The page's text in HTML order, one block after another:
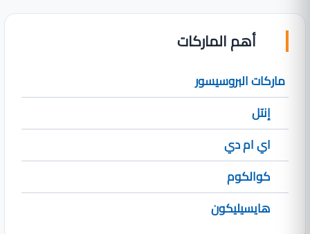
أهم الماركات
ماركات البروسيسور
إنتل
اي ام دي
كوالكوم
هايسيليكون